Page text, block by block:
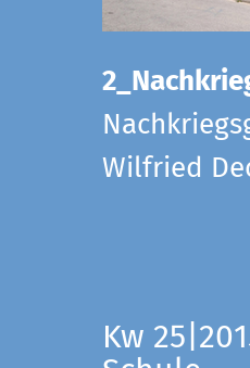
Wilfried
Kw